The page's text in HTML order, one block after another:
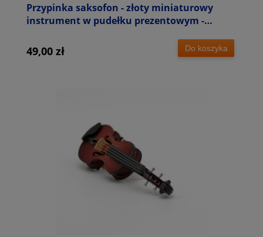
Przypinka saksofon - złoty miniaturowy
instrument w pudełku prezentowym -
49,00 zł Do koszyka